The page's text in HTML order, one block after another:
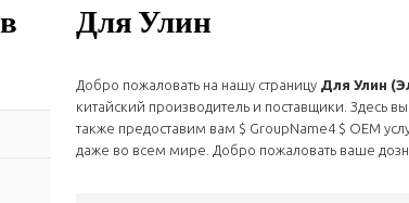
Для Улин
Добро пожаловать на нашу страницу Для Улин
китайский производитель и поставщики. Здесь
также предоставим вам $ GroupName4 $ OEM
даже во всем мире. Добро пожаловать ваше